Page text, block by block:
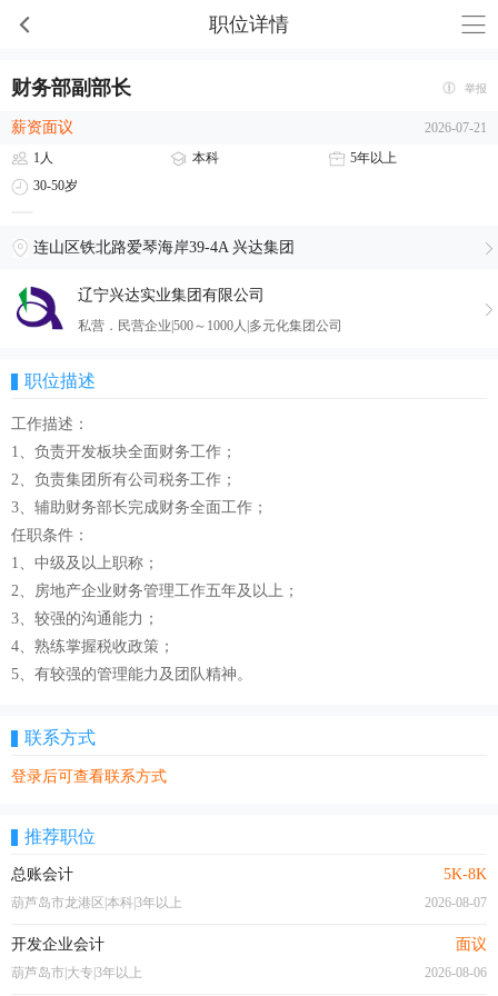
职位详情
财务部副部长 举报
薪资面议
2026-07-21
1人
本科
5年以上
30-50岁
连山区铁北路爱琴海岸39-4A 兴达集团
辽宁兴达实业集团有限公司
私营．民营企业|500～1000人|多元化集团公司
职位描述
工作描述：
1、负责开发板块全面财务工作；
2、负责集团所有公司税务工作；
3、辅助财务部长完成财务全面工作；
任职条件：
1、中级及以上职称；
2、房地产企业财务管理工作五年及以上；
3、较强的沟通能力；
4、熟练掌握税收政策；
5、有较强的管理能力及团队精神。
联系方式
登录后可查看联系方式
推荐职位
总账会计 5K-8K
葫芦岛市龙港区|本科|3年以上 2026-08-07
开发企业会计 面议
葫芦岛市|大专|3年以上 2026-08-06